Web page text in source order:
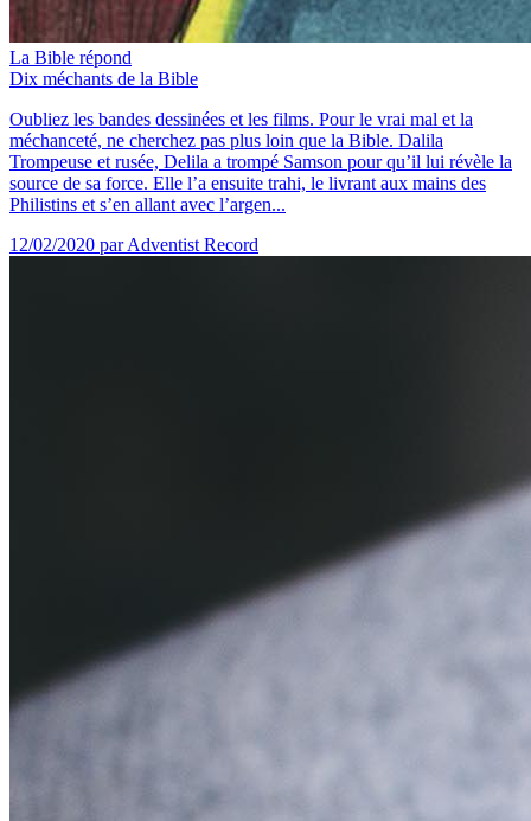
La Bible répond
Dix méchants de la Bible
Oubliez les bandes dessinées et les films. Pour le vrai mal et la
méchanceté, ne cherchez pas plus loin que la Bible. Dalila
Trompeuse et rusée, Delila a trompé Samson pour qu’il lui révèle la
source de sa force. Elle l’a ensuite trahi, le livrant aux mains des
Philistins et s’en allant avec l’argen...
12/02/2020 par Adventist Record